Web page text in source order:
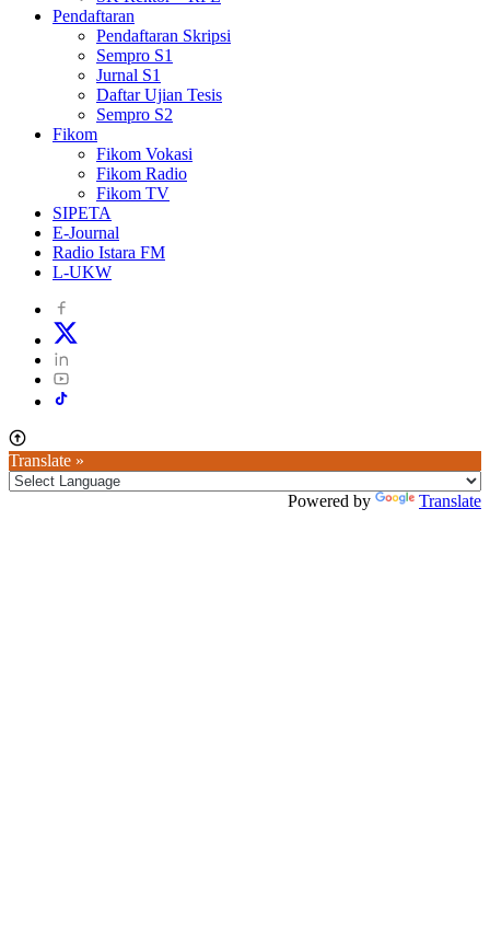
Pendaftaran
Pendaftaran Skripsi
Sempro S1
Jurnal S1
Daftar Ujian Tesis
Sempro S2
Fikom
Fikom Vokasi
Fikom Radio
Fikom TV
SIPETA
E-Journal
Radio Istara FM
L-UKW
Translate »
Powered by Translate